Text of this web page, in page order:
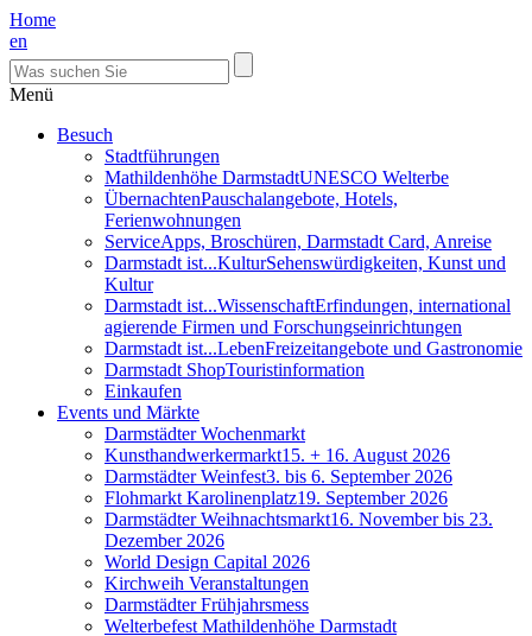
Home
en
Menü
Besuch
Stadtführungen
Mathildenhöhe DarmstadtUNESCO Welterbe
ÜbernachtenPauschalangebote, Hotels,
Ferienwohnungen
ServiceApps, Broschüren, Darmstadt Card, Anreise
Darmstadt ist...KulturSehenswürdigkeiten, Kunst und
Kultur
Darmstadt ist...WissenschaftErfindungen, international
agierende Firmen und Forschungseinrichtungen
Darmstadt ist...LebenFreizeitangebote und Gastronomie
Darmstadt ShopTouristinformation
Einkaufen
Events und Märkte
Darmstädter Wochenmarkt
Kunsthandwerkermarkt15. + 16. August 2026
Darmstädter Weinfest3. bis 6. September 2026
Flohmarkt Karolinenplatz19. September 2026
Darmstädter Weihnachtsmarkt16. November bis 23.
Dezember 2026
World Design Capital 2026
Kirchweih Veranstaltungen
Darmstädter Frühjahrsmess
Welterbefest Mathildenhöhe Darmstadt